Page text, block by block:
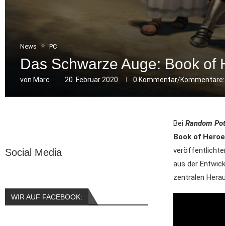
News PC
Das Schwarze Auge: Book of
von Marc 20. Februar 2020 0 Kommentar/Kommentare:
Bei Random
Book of
aus der
zentralen
Social Media
WIR AUF FACEBOOK: